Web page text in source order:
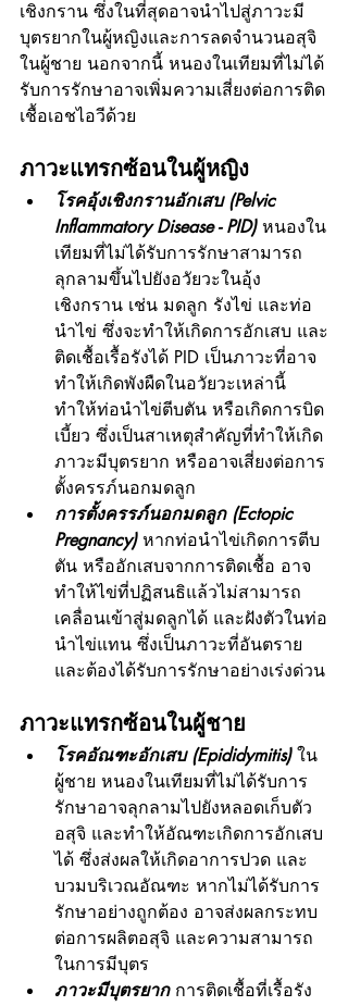
เชิงกราน ซึ่งในที่สุดอาจนำไปสู่ภาวะมี
บุตรยากในผู้หญิงและการลดจำนวนอสุจิ
ในผู้ชาย นอกจากนี้ หนองในเทียมที่ไม่ได้
รับการรักษาอาจเพิ่มความเสี่ยงต่อการติด
เชื้อเอชไอวีด้วย
ภาวะแทรกซ้อนในผู้หญิง
โรคอุ้งเชิงกรานอักเสบ (Pelvic
Inflammatory Disease - PID) หนองใน
เทียมที่ไม่ได้รับการรักษาสามารถ
ลุกลามขึ้นไปยังอวัยวะในอุ้ง
เชิงกราน เช่น มดลูก รังไข่ และท่อ
นำไข่ ซึ่งจะทำให้เกิดการอักเสบ และ
ติดเชื้อเรื้อรังได้ PID เป็นภาวะที่อาจ
ทำให้เกิดพังผืดในอวัยวะเหล่านี้
ทำให้ท่อนำไข่ตีบตัน หรือเกิดการบิด
เบี้ยว ซึ่งเป็นสาเหตุสำคัญที่ทำให้เกิด
ภาวะมีบุตรยาก หรืออาจเสี่ยงต่อการ
ตั้งครรภ์นอกมดลูก
การตั้งครรภ์นอกมดลูก (Ectopic
Pregnancy) หากท่อนำไข่เกิดการตีบ
ตัน หรืออักเสบจากการติดเชื้อ อาจ
ทำให้ไข่ที่ปฏิสนธิแล้วไม่สามารถ
เคลื่อนเข้าสู่มดลูกได้ และฝังตัวในท่อ
นำไข่แทน ซึ่งเป็นภาวะที่อันตราย
และต้องได้รับการรักษาอย่างเร่งด่วน
ภาวะแทรกซ้อนในผู้ชาย
โรคอัณฑะอักเสบ (Epididymitis) ใน
ผู้ชาย หนองในเทียมที่ไม่ได้รับการ
รักษาอาจลุกลามไปยังหลอดเก็บตัว
อสุจิ และทำให้อัณฑะเกิดการอักเสบ
ได้ ซึ่งส่งผลให้เกิดอาการปวด และ
บวมบริเวณอัณฑะ หากไม่ได้รับการ
รักษาอย่างถูกต้อง อาจส่งผลกระทบ
ต่อการผลิตอสุจิ และความสามารถ
ในการมีบุตร
ภาวะมีบุตรยาก การติดเชื้อที่เรื้อรัง